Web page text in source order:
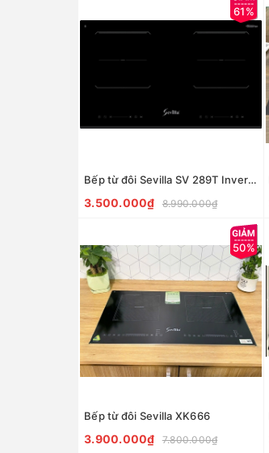
61%
Bếp từ đôi Sevilla SV 289T Inverter 30%
3.500.000₫ 8.990.000₫
50%
Bếp từ đôi Sevilla XK666
3.900.000₫ 7.800.000₫